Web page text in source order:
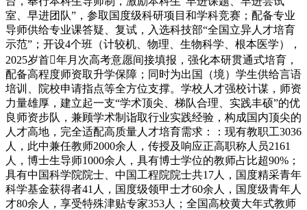
室、早进团队”，参取国度级科研项目和学科竞赛；配备专业
导师供给专业课答疑、复试，入选科技部“全国立异人才培育
示范”；开设4个班（计较机、物理、生物科学、根本医学），
2025岁首年月次高考意愿间接填报，强化本研贯通式培育，
配备高程度师资取升学保障；同时为出国（境）学生供给言语
培训、院校申请指点等全方位支撑。学校人才强校计谋，师资
力量雄厚，建立起一支“学术顶尖、梯队合理、实践丰硕”的优
良师资步队，兼顾学术制诣取行业实践经验，构成国内顶尖的
人才高地，完全适配高质量人才培育需求：：现有教职工3036
人，此中兼任教师2000余人，传授及响应正高职称人员2161
人，博士生导师1000余人，具有博士学位的教师占比超90%；
具有中国科学院院士、中国工程院院士共17人，国度精采青年
科学基金获得者41人，国度级领甲士才60余人，国度级青年人
才80余人，享受特殊津贴专家353人；全国高校黄大年式教师